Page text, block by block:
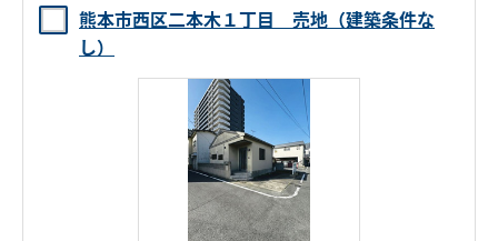
熊本市西区二本木１丁目 売地（建築条件な
し）